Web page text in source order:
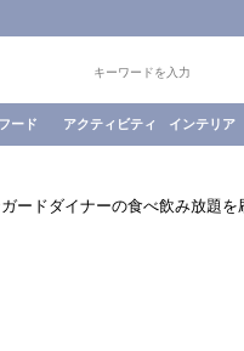
フード アクティビティ インテリア
ードダイナーの食べ飲み放題を